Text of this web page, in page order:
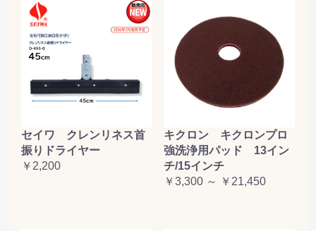
セイワ クレンリネス首
振りドライヤー
￥2,200
キクロン キクロンプロ
強洗浄用パッド 13イン
チ/15インチ
￥3,300 ～ ￥21,450